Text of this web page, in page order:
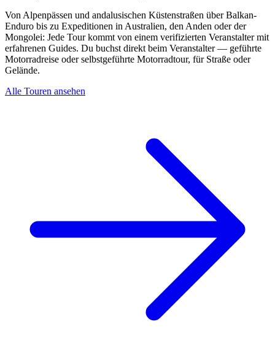
Von Alpenpässen und andalusischen Küstenstraßen über Balkan-
Enduro bis zu Expeditionen in Australien, den Anden oder der
Mongolei: Jede Tour kommt von einem verifizierten Veranstalter mit
erfahrenen Guides. Du buchst direkt beim Veranstalter — geführte
Motorradreise oder selbstgeführte Motorradtour, für Straße oder
Gelände.
Alle Touren ansehen